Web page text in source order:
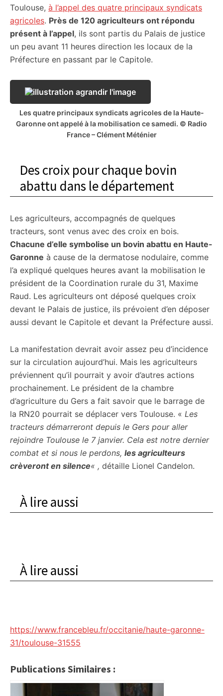
Toulouse, à l’appel des quatre principaux syndicats
agricoles. Près de 120 agriculteurs ont répondu
présent à l’appel, ils sont partis du Palais de justice
un peu avant 11 heures direction les locaux de la
Préfecture en passant par le Capitole.
Les quatre principaux syndicats agricoles de la Haute-
Garonne ont appelé à la mobilisation ce samedi. © Radio
France – Clément Méténier
Des croix pour chaque bovin
abattu dans le département
Les agriculteurs, accompagnés de quelques
tracteurs, sont venus avec des croix en bois.
Chacune d’elle symbolise un bovin abattu en Haute-
Garonne à cause de la dermatose nodulaire, comme
l’a expliqué quelques heures avant la mobilisation le
président de la Coordination rurale du 31, Maxime
Raud. Les agriculteurs ont déposé quelques croix
devant le Palais de justice, ils prévoient d’en déposer
aussi devant le Capitole et devant la Préfecture aussi.
La manifestation devrait avoir assez peu d’incidence
sur la circulation aujourd’hui. Mais les agriculteurs
préviennent qu’il pourrait y avoir d’autres actions
prochainement. Le président de la chambre
d’agriculture du Gers a fait savoir que le barrage de
la RN20 pourrait se déplacer vers Toulouse. « Les
tracteurs démarreront depuis le Gers pour aller
rejoindre Toulouse le 7 janvier. Cela est notre dernier
combat et si nous le perdons, les agriculteurs
crèveront en silence« , détaille Lionel Candelon.
À lire aussi
À lire aussi
https://www.francebleu.fr/occitanie/haute-garonne-
31/toulouse-31555
Publications Similaires :